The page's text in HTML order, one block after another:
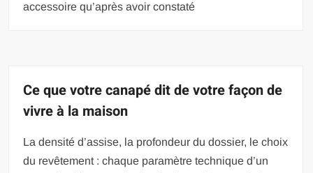
accessoire qu’après avoir constaté
Ce que votre canapé dit de votre façon de
vivre à la maison
La densité d’assise, la profondeur du dossier, le choix
du revêtement : chaque paramètre technique d’un